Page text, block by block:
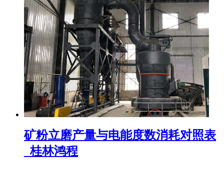
矿粉立磨产量与电能度数消耗对照表
_桂林鸿程